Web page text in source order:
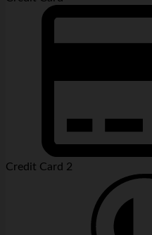
Credit Card 2